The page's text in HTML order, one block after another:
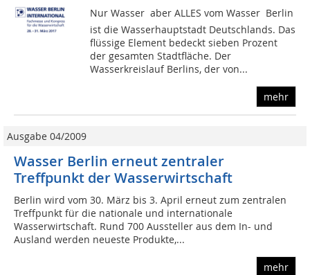
Nur Wasser  aber ALLES vom Wasser  Berlin
ist die Wasserhauptstadt Deutschlands. Das
flüssige Element bedeckt sieben Prozent
der gesamten Stadtfläche. Der
Wasserkreislauf Berlins, der von...
mehr
Ausgabe 04/2009
Wasser Berlin erneut zentraler
Treffpunkt der Wasserwirtschaft
Berlin wird vom 30. März bis 3. April erneut zum zentralen
Treffpunkt für die nationale und internationale
Wasserwirtschaft. Rund 700 Aussteller aus dem In- und
Ausland werden neueste Produkte,...
mehr